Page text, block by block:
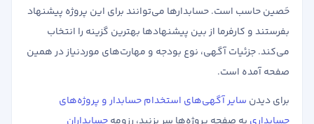
حَصین حاسب است. حسابدارها می‌توانند برای این پروژه پیشنهاد
بفرستند و کارفرما از بین پیشنهادها بهترین گزینه را انتخاب
می‌کند. جزئیات آگهی، نوع بودجه و مهارت‌های موردنیاز در همین
صفحه آمده است.
برای دیدن سایر آگهی‌های استخدام حسابدار و پروژه‌های
حسابداری به صفحه پروژه‌ها سر بزنید، رزومهحسابداران